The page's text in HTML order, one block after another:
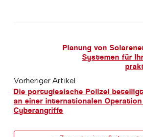
Planung von
Systemen für
Vorheriger Artikel
Die portugiesische Polizei
an einer internationalen Operation
Cyberangriffe